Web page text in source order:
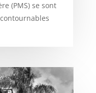
(PMS) se sont